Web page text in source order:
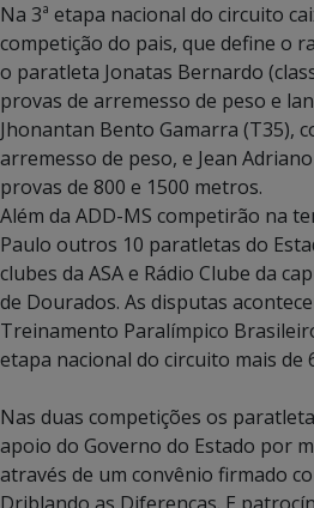
Na 3ª etapa nacional do circuito
competição do pais, que define o
o paratleta Jonatas Bernardo
provas de arremesso de peso e
Jhonantan Bento Gamarra (T35),
arremesso de peso, e Jean
provas de 800 e 1500 metros.
Além da ADD-MS competirão na
Paulo outros 10 paratletas do
clubes da ASA e Rádio Clube da
de Dourados. As disputas
Treinamento Paralímpico
etapa nacional do circuito mais de
Nas duas competições os
apoio do Governo do Estado por
através de um convênio firmado